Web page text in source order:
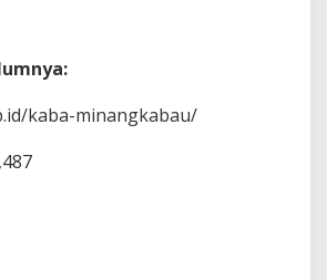
kaba-minangkabau/